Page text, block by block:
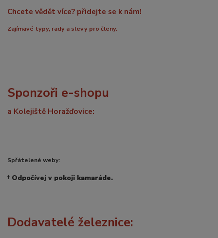
Chcete vědět více? přidejte se k nám!
Zajímavé typy, rady a slevy pro členy.
Sponzoři e-shopu
a Kolejiště Horažďovice:
Spřátelené weby:
† Odpočívej v pokoji kamaráde.
Dodavatelé železnice: